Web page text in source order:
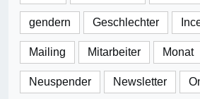
gendern Geschlechter
Mailing Mitarbeiter Monat
Neuspender Newsletter